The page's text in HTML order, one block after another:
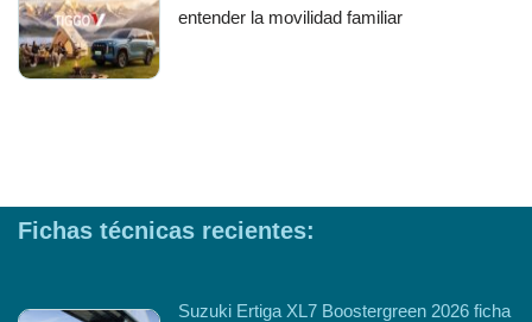
entender la movilidad familiar
Fichas técnicas recientes:
Suzuki Ertiga XL7 Boostergreen 2026 ficha